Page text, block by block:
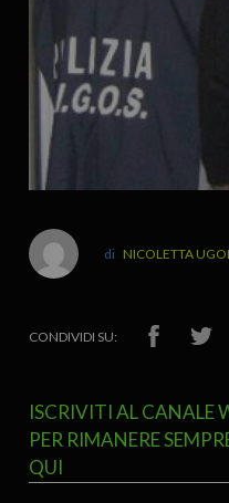
NICOLETTA
CONDIVIDI SU:
ISCRIVITI AL CANALE
PER RIMANERE
QUI